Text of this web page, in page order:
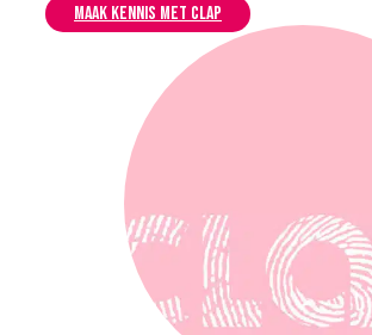
Maak kennis met CLAP